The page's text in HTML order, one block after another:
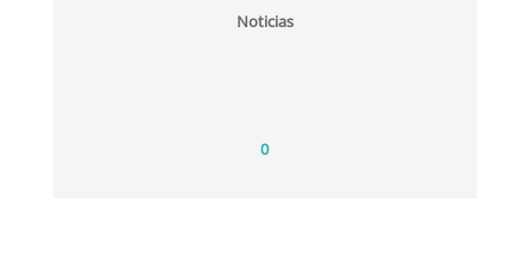
Noticias
0